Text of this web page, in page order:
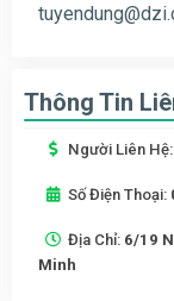
Thông Tin
Người Liên Hệ:
Số Điện Thoại:
Địa Chỉ: 6/19
Minh